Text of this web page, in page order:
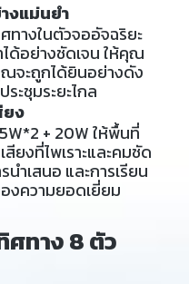
งแม่นยำ
ทางในตัวจออัจฉริยะ
ด้อย่างชัดเจน ให้คุณ
จะถูกได้ยินอย่างดัง
ระชุมระยะไกล
ยง
+ 20W ให้พื้นที่
ยงที่ไพเราะและคมชัด
ำเสนอ และการเรียน
งความยอดเยี่ยม
ศทาง 8 ตัว